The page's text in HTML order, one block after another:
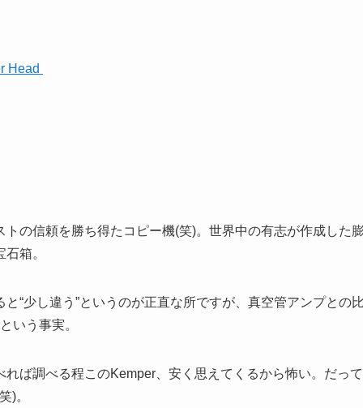
Head
の信頼を勝ち得たコピー機(笑)。世界中の有志が作成した
箱。
“少し違う”というのが正直な所ですが、真空管アンプとの
いう事実。
ば調べる程このKemper、安く思えてくるから怖い。だって
)。